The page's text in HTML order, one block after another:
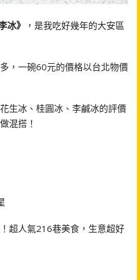
冰》
，是我吃好幾年的大安區
，一碗60元的價格以台北物價
生冰、桂圓冰、李鹹冰的評價
混搭！
超人氣216巷美食，生意超好